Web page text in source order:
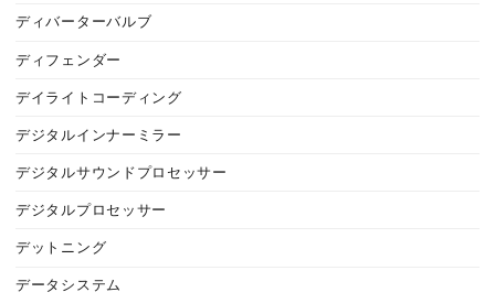
ディバーターバルブ
ディフェンダー
デイライトコーディング
デジタルインナーミラー
デジタルサウンドプロセッサー
デジタルプロセッサー
デットニング
データシステム